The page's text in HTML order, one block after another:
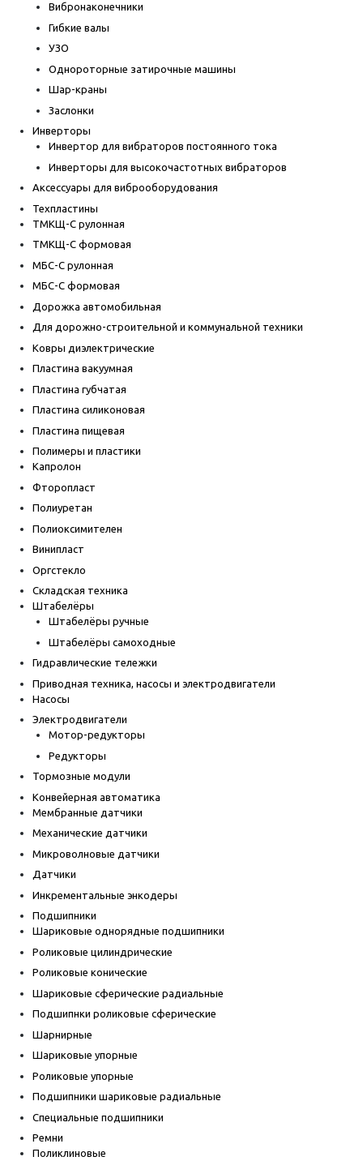
Вибронаконечники
Гибкие валы
УЗО
Однороторные затирочные машины
Шар-краны
Заслонки
Инверторы
Инвертор для вибраторов постоянного тока
Инверторы для высокочастотных вибраторов
Аксессуары для виброоборудования
Техпластины
ТМКЩ-С рулонная
ТМКЩ-С формовая
МБС-С рулонная
МБС-С формовая
Дорожка автомобильная
Для дорожно-строительной и коммунальной техники
Ковры диэлектрические
Пластина вакуумная
Пластина губчатая
Пластина силиконовая
Пластина пищевая
Полимеры и пластики
Капролон
Фторопласт
Полиуретан
Полиоксимителен
Винипласт
Оргстекло
Складская техника
Штабелёры
Штабелёры ручные
Штабелёры самоходные
Гидравлические тележки
Приводная техника, насосы и электродвигатели
Насосы
Электродвигатели
Мотор-редукторы
Редукторы
Тормозные модули
Конвейерная автоматика
Мембранные датчики
Механические датчики
Микроволновые датчики
Датчики
Инкрементальные энкодеры
Подшипники
Шариковые однорядные подшипники
Роликовые цилиндрические
Роликовые конические
Шариковые сферические радиальные
Подшипнки роликовые сферические
Шарнирные
Шариковые упорные
Роликовые упорные
Подшипники шариковые радиальные
Специальные подшипники
Ремни
Поликлиновые